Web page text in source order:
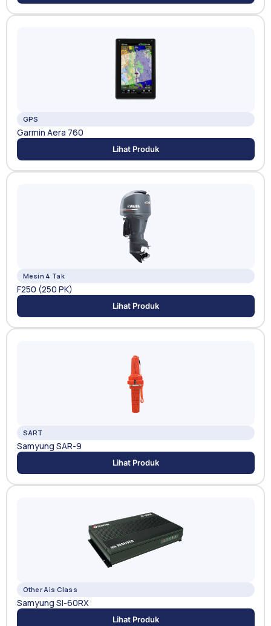
GPS
Garmin Aera 760
Lihat Produk
Mesin 4 Tak
F250 (250 PK)
Lihat Produk
SART
Samyung SAR-9
Lihat Produk
Other Ais Class
Samyung SI-60RX
Lihat Produk